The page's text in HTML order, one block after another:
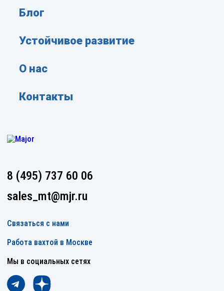
Блог
Устойчивое развитие
О нас
Контакты
8 (495) 737 60 06
sales_mt@mjr.ru
Связаться с нами
Работа вахтой в Москве
Мы в социальных сетях